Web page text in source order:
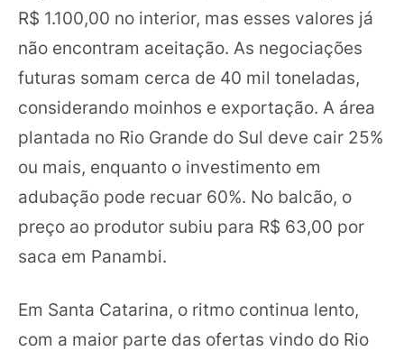
R$ 1.100,00 no interior, mas esses valores já
não encontram aceitação. As negociações
futuras somam cerca de 40 mil toneladas,
considerando moinhos e exportação. A área
plantada no Rio Grande do Sul deve cair 25%
ou mais, enquanto o investimento em
adubação pode recuar 60%. No balcão, o
preço ao produtor subiu para R$ 63,00 por
saca em Panambi.
Em Santa Catarina, o ritmo continua lento,
com a maior parte das ofertas vindo do Rio